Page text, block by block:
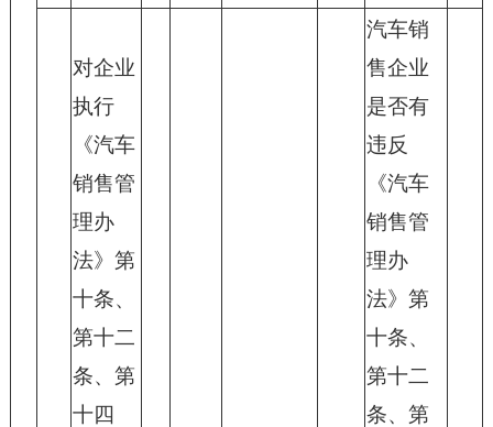
对企业
执行
《汽车
销售管
理办
法》第
十条、
第十二
条、第
十四
汽车销
售企业
是否有
违反
《汽车
销售管
理办
法》第
十条、
第十二
条、第